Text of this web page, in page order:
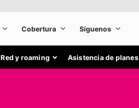
Red y roaming Asistencia de planes